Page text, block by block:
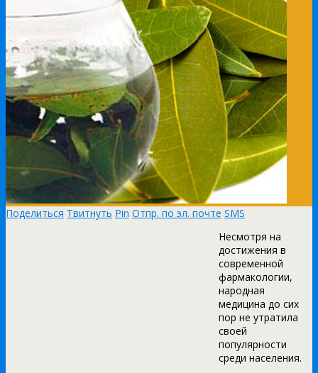
Поделиться Твитнуть Pin Отпр. по эл. почте SMS
Несмотря на
достижения в
современной
фармакологии,
народная
медицина до сих
пор не утратила
своей
популярности
среди населения.